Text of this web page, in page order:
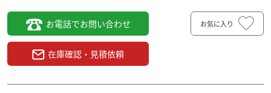
お電話でお問い合わせ
在庫確認・見積依頼
お気に入り